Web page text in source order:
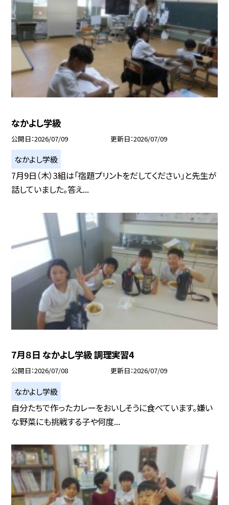
なかよし学級
公開日 2026/07/09 更新日 2026/07/09
なかよし学級
7月9日（木）3組は「宿題プリントをだしてください」と先生が
話していました。答え...
7月８日 なかよし学級 調理実習4
公開日 2026/07/08 更新日 2026/07/09
なかよし学級
自分たちで作ったカレーをおいしそうに食べています。嫌い
な野菜にも挑戦する子や何度...